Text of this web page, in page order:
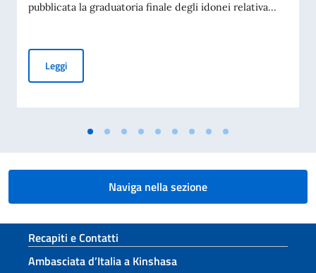
pubblicata la graduatoria finale degli idonei relativa...
LeggiProcedura di selezione per l’assunzione di un impiegato
Naviga nella sezione
Sezione footer
Recapiti e Contatti
Ambasciata d’Italia a Kinshasa